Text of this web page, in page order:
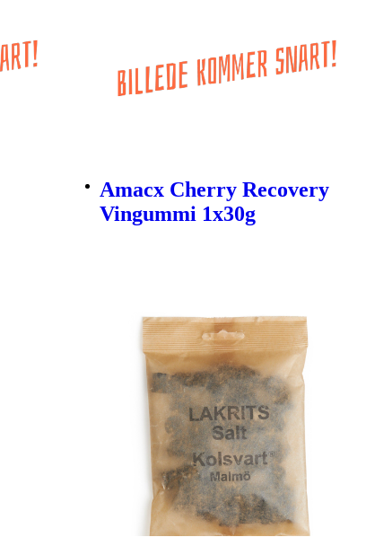
Amacx Cherry Recovery
Vingummi 1x30g